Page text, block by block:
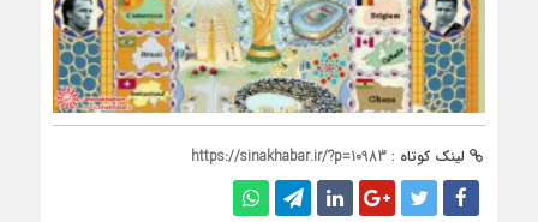
لینک کوتاه : https://sinakhabar.ir/?p=10983